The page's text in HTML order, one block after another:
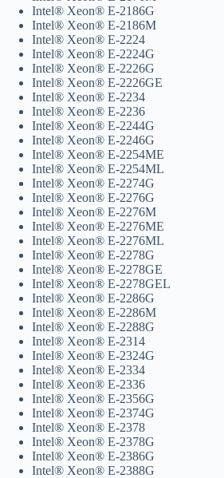
Intel® Xeon® E-2186G
Intel® Xeon® E-2186M
Intel® Xeon® E-2224
Intel® Xeon® E-2224G
Intel® Xeon® E-2226G
Intel® Xeon® E-2226GE
Intel® Xeon® E-2234
Intel® Xeon® E-2236
Intel® Xeon® E-2244G
Intel® Xeon® E-2246G
Intel® Xeon® E-2254ME
Intel® Xeon® E-2254ML
Intel® Xeon® E-2274G
Intel® Xeon® E-2276G
Intel® Xeon® E-2276M
Intel® Xeon® E-2276ME
Intel® Xeon® E-2276ML
Intel® Xeon® E-2278G
Intel® Xeon® E-2278GE
Intel® Xeon® E-2278GEL
Intel® Xeon® E-2286G
Intel® Xeon® E-2286M
Intel® Xeon® E-2288G
Intel® Xeon® E-2314
Intel® Xeon® E-2324G
Intel® Xeon® E-2334
Intel® Xeon® E-2336
Intel® Xeon® E-2356G
Intel® Xeon® E-2374G
Intel® Xeon® E-2378
Intel® Xeon® E-2378G
Intel® Xeon® E-2386G
Intel® Xeon® E-2388G